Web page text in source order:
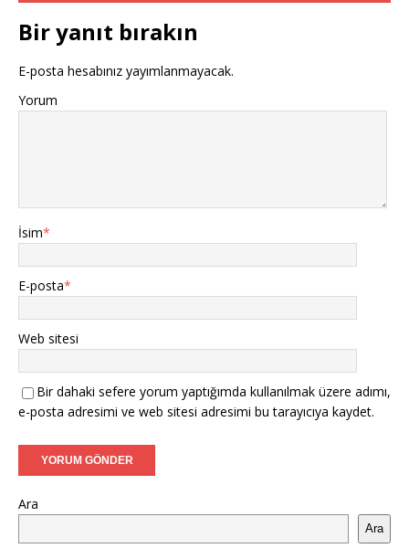
Bir yanıt bırakın
E-posta hesabınız yayımlanmayacak.
Yorum
İsim*
E-posta*
Web sitesi
Bir dahaki sefere yorum yaptığımda kullanılmak üzere adımı,
e-posta adresimi ve web sitesi adresimi bu tarayıcıya kaydet.
Ara
Ara